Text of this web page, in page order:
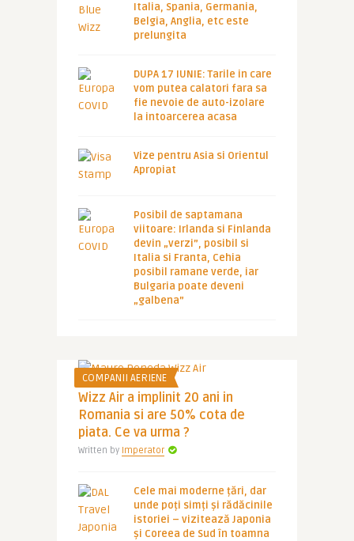
Italia, Spania, Germania,
Belgia, Anglia, etc este
prelungita
DUPA 17 IUNIE: Tarile in care
vom putea calatori fara sa
fie nevoie de auto-izolare
la intoarcerea acasa
Vize pentru Asia si Orientul
Apropiat
Posibil de saptamana
viitoare: Irlanda si Finlanda
devin „verzi”, posibil si
Italia si Franta, Cehia
posibil ramane verde, iar
Bulgaria poate deveni
„galbena”
COMPANII AERIENE
Wizz Air a implinit 20 ani in
Romania si are 50% cota de
piata. Ce va urma ?
Written by Imperator
Cele mai moderne țări, dar
unde poți simți și rădăcinile
istoriei – vizitează Japonia
și Coreea de Sud în toamna